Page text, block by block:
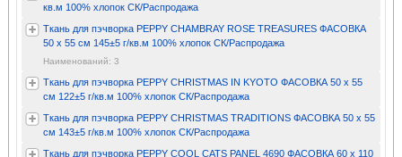
кв.м 100% хлопок СК/Распродажа
Ткань для пэчворка PEPPY CHAMBRAY ROSE TREASURES ФАСОВКА
50 x 55 см 145±5 г/кв.м 100% хлопок СК/Распродажа
Наименований: 3
Ткань для пэчворка PEPPY CHRISTMAS IN KYOTO ФАСОВКА 50 x 55
см 122±5 г/кв.м 100% хлопок СК/Распродажа
Ткань для пэчворка PEPPY CHRISTMAS TRADITIONS ФАСОВКА 50 x 55
см 143±5 г/кв.м 100% хлопок СК/Распродажа
Ткань для пэчворка PEPPY COOL CATS PANEL 4690 ФАСОВКА 60 x 110